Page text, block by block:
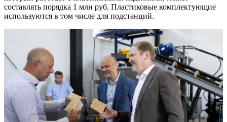
составлять порядка 1 млн руб. Пластиковые комплектующие
используются в том числе для подстанций.